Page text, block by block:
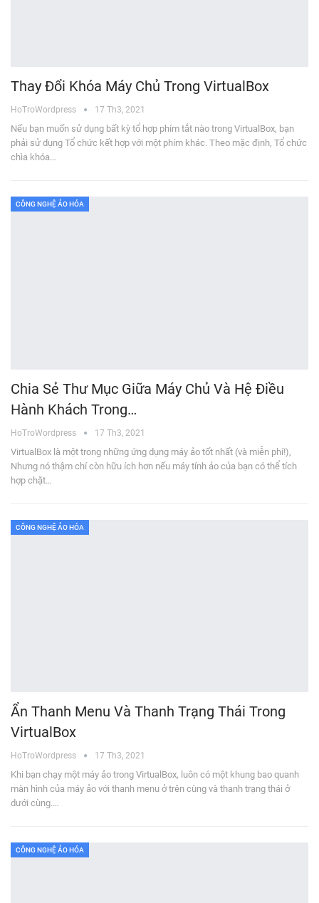
Thay Đổi Khóa Máy Chủ Trong VirtualBox
HoTroWordpress 17 Th3, 2021
Nếu bạn muốn sử dụng bất kỳ tổ hợp phím tắt nào trong VirtualBox, bạn
phải sử dụng Tổ chức kết hợp với một phím khác. Theo mặc định, Tổ chức
chìa khóa…
CÔNG NGHỆ ẢO HÓA
Chia Sẻ Thư Mục Giữa Máy Chủ Và Hệ Điều
Hành Khách Trong…
HoTroWordpress 17 Th3, 2021
VirtualBox là một trong những ứng dụng máy ảo tốt nhất (và miễn phí!),
Nhưng nó thậm chí còn hữu ích hơn nếu máy tính ảo của bạn có thể tích
hợp chặt…
CÔNG NGHỆ ẢO HÓA
Ẩn Thanh Menu Và Thanh Trạng Thái Trong
VirtualBox
HoTroWordpress 17 Th3, 2021
Khi bạn chạy một máy ảo trong VirtualBox, luôn có một khung bao quanh
màn hình của máy ảo với thanh menu ở trên cùng và thanh trạng thái ở
dưới cùng.…
CÔNG NGHỆ ẢO HÓA